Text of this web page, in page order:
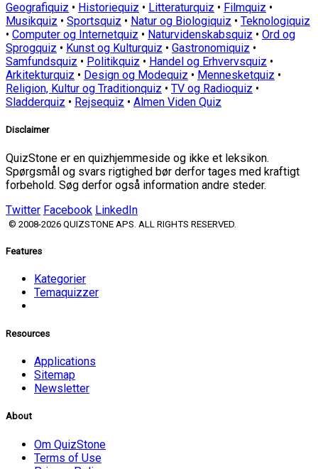
Geografiquiz • Historiequiz • Litteraturquiz • Filmquiz •
Musikquiz • Sportsquiz • Natur og Biologiquiz • Teknologiquiz
• Computer og Internetquiz • Naturvidenskabsquiz • Ord og
Sprogquiz • Kunst og Kulturquiz • Gastronomiquiz •
Samfundsquiz • Politikquiz • Handel og Erhvervsquiz •
Arkitekturquiz • Design og Modequiz • Mennesketquiz •
Religion, Kultur og Traditionquiz • TV og Radioquiz •
Sladderquiz • Rejsequiz • Almen Viden Quiz
Disclaimer
QuizStone er en quizhjemmeside og ikke et leksikon.
Spørgsmål og svars rigtighed bør derfor tages med kraftigt
forbehold. Søg derfor også information andre steder.
Twitter Facebook LinkedIn
© 2008-2026 QUIZSTONE APS. ALL RIGHTS RESERVED.
Features
Kategorier
Temaquizzer
Resources
Applications
Sitemap
Newsletter
About
Om QuizStone
Terms of Use